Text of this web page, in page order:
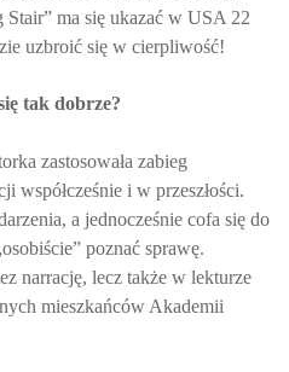
Stair” ma się ukazać w USA 22
uzbroić się w cierpliwość!
tak dobrze?
zastosowała zabieg
współcześnie i w przeszłości.
a jednocześnie cofa się do
poznać sprawę.
narrację, lecz także w lekturze
mieszkańców Akademii